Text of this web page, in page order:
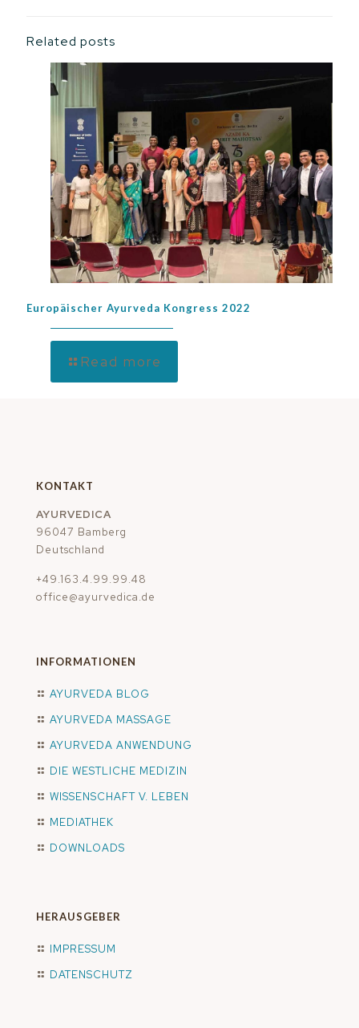
Related posts
Europäischer Ayurveda Kongress 2022
Read more
KONTAKT
AYURVEDICA
96047 Bamberg
Deutschland
+49.163.4.99.99.48
office@ayurvedica.de
INFORMATIONEN
AYURVEDA BLOG
AYURVEDA MASSAGE
AYURVEDA ANWENDUNG
DIE WESTLICHE MEDIZIN
WISSENSCHAFT V. LEBEN
MEDIATHEK
DOWNLOADS
HERAUSGEBER
IMPRESSUM
DATENSCHUTZ